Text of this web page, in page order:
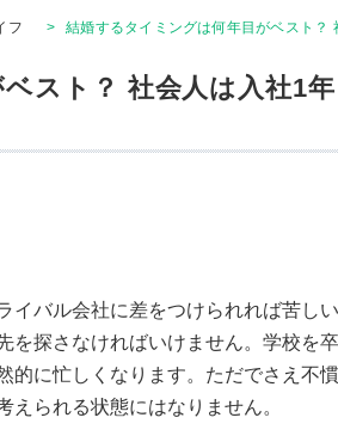
フ > 結婚するタイミングは何年目がベスト？
スト？ 社会人は入社1
バル会社に差をつけられれば苦し
を探さなければいけません。学校を
的に忙しくなります。ただでさえ不
られる状態にはなりません。